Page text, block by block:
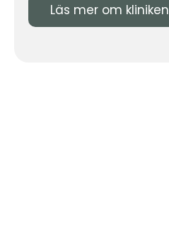
Läs mer om kliniken